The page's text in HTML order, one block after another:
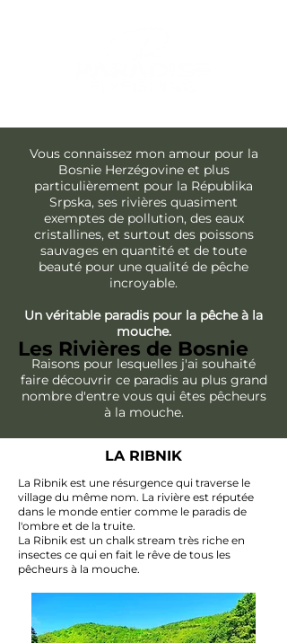
Vous connaissez mon amour pour la
Bosnie Herzégovine et plus
particulièrement pour la Républika
Srpska, ses rivières quasiment
exemptes de pollution, des eaux
cristallines, et surtout des poissons
sauvages en quantité et de toute
beauté pour une qualité de pêche
incroyable.
Un véritable paradis pour la pêche à la
mouche.
Raisons pour lesquelles j'ai souhaité
faire découvrir ce paradis au plus grand
nombre d'entre vous qui êtes pêcheurs
à la mouche.
Les Rivières de Bosnie
LA RIBNIK
La Ribnik est une résurgence qui traverse le
village du même nom. La rivière est réputée
dans le monde entier comme le paradis de
l'ombre et de la truite.
La Ribnik est un chalk stream très riche en
insectes ce qui en fait le rêve de tous les
pêcheurs à la mouche.